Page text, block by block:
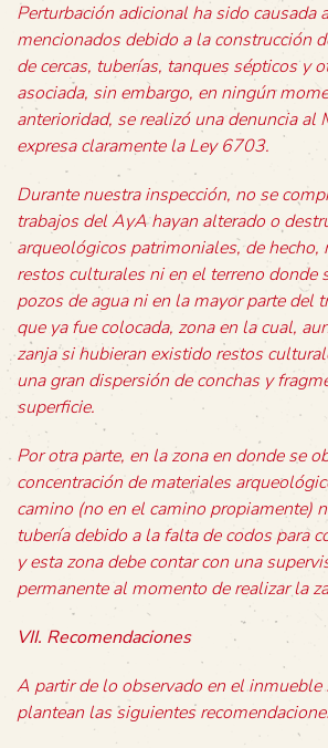
Perturbación adicional ha sido causada
mencionados debido a la construcción
de cercas, tuberías, tanques sépticos y
asociada, sin embargo, en ningún
anterioridad, se realizó una denuncia al
expresa claramente la Ley 6703.
Durante nuestra inspección, no se
trabajos del AyA hayan alterado o
arqueológicos patrimoniales, de hecho,
restos culturales ni en el terreno donde
pozos de agua ni en la mayor parte del
que ya fue colocada, zona en la cual,
zanja si hubieran existido restos
una gran dispersión de conchas y
superficie.
Por otra parte, en la zona en donde se
concentración de materiales
camino (no en el camino propiamente)
tubería debido a la falta de codos para
y esta zona debe contar con una
permanente al momento de realizar la
VII. Recomendaciones
A partir de lo observado en el inmueble
plantean las siguientes